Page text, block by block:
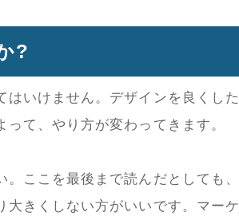
?
はいけません。デザインを良くした
て、やり方が変わってきます。
ここを最後まで読んだとしても、
大きくしない方がいいです。マーケ